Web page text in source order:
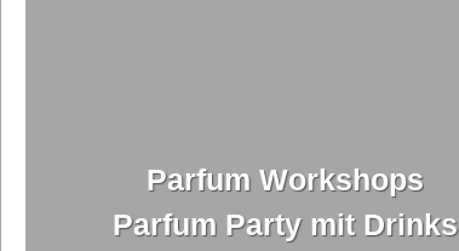
Parfum Workshops
Parfum Party mit Drinks